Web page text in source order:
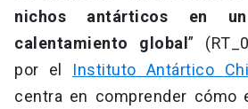
nichos antárticos en
calentamiento global ”
por el Instituto Antártico
centra en comprender cómo